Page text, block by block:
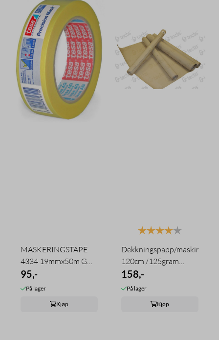
MASKERINGSTAPE
4334 19mmx50m GUL
PRECISION TESA
95,-
På lager
Kjøp
Karakter:
Dekkningspapp/maskinpapir
120cm /125gram
36m2
158,-
På lager
Kjøp